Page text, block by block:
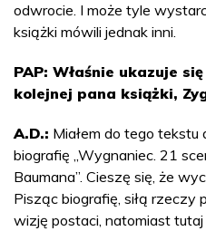
odwrocie. I może tyle
książki mówili jednak inni.
PAP: Właśnie ukazuje
kolejnej pana książki,
A.D.: Miałem do tego tekstu
biografię „Wygnaniec. 21
Baumana”. Cieszę się, że
Pisząc biografię, siłą rzeczy
wizję postaci, natomiast